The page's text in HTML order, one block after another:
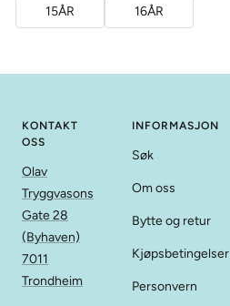
15ÅR 16ÅR
KONTAKT
OSS
Olav
Tryggvasons
Gate 28
(Byhaven)
7011
Trondheim
INFORMASJON
Søk
Om oss
Bytte og retur
Kjøpsbetingelser
Personvern